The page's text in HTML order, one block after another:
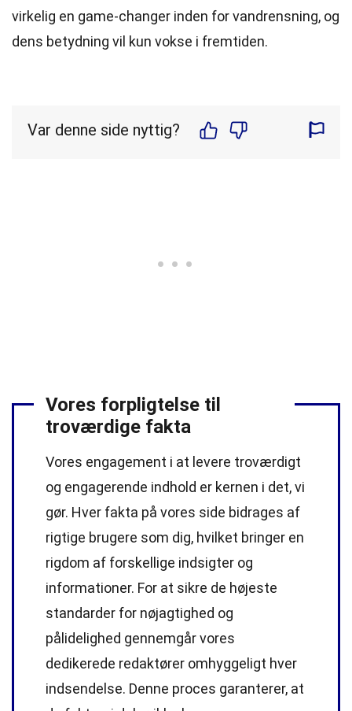
virkelig en game-changer inden for vandrensning, og
dens betydning vil kun vokse i fremtiden.
Var denne side nyttig?
Vores forpligtelse til
troværdige fakta
Vores engagement i at levere troværdigt
og engagerende indhold er kernen i det, vi
gør. Hver fakta på vores side bidrages af
rigtige brugere som dig, hvilket bringer en
rigdom af forskellige indsigter og
informationer. For at sikre de højeste
standarder for nøjagtighed og
pålidelighed gennemgår vores
dedikerede redaktører omhyggeligt hver
indsendelse. Denne proces garanterer, at